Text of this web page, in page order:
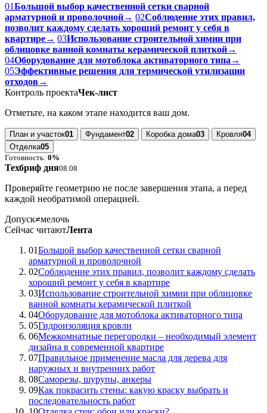
01Большой выбор качественной сетки сварной
арматурной и проволочной→ 02Соблюдение этих правил,
позволит каждому сделать хороший ремонт у себя в
квартире→ 03Использование строительной химии при
облицовке ванной комнаты керамической плиткой→
04Оборудование для мотоблока активаторного типа →
05Эффективные решения для термической утилизации
отходов→
Контроль проектаЧек-лист
Отметьте, на каком этапе находится ваш дом.
План и участок01 Фундамент02 Коробка дома03 Кровля04
Отделка05
Готовность: 0%
Техбриф дня08.08
Проверяйте геометрию не после завершения этапа, а перед
каждой необратимой операцией.
Допуск≠мелочь
Сейчас читаютЛента
01Большой выбор качественной сетки сварной
арматурной и проволочной
02Соблюдение этих правил, позволит каждому сделать
хороший ремонт у себя в квартире
03Использование строительной химии при облицовке
ванной комнаты керамической плиткой
04Оборудование для мотоблока активаторного типа
05Гидроизоляция кровли
06Межкомнатные перегородки – необходимый элемент
дизайна в современной квартире
07Правильное применение масла для дерева для
наружных и внутренних работ
08Саморезы, шурупы, анкеры
09Как покрасить стены: какую краску выбрать и
последовательность работ